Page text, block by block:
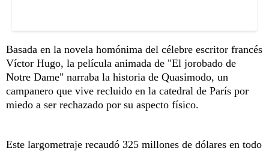
Basada en la novela homónima del célebre escritor francés
Víctor Hugo, la película animada de "El jorobado de
Notre Dame" narraba la historia de Quasimodo, un
campanero que vive recluido en la catedral de París por
miedo a ser rechazado por su aspecto físico.
Este largometraje recaudó 325 millones de dólares en todo